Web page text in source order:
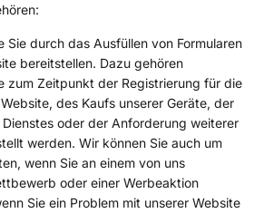
Sie durch das Ausfüllen von Formularen
bereitstellen. Dazu gehören
zum Zeitpunkt der Registrierung für die
des Kaufs unserer Geräte, der
oder der Anforderung weiterer
werden. Wir können Sie auch um
wenn Sie an einem von uns
oder einer Werbeaktion
Sie ein Problem mit unserer Website